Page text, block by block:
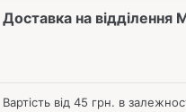
Доставка на відділення
Вартість від 45 грн. в